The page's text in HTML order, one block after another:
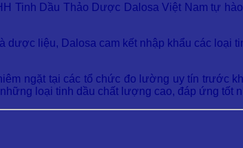
Tinh Dầu Thảo Dược Dalosa Việt Nam tự
liệu, Dalosa cam kết nhập khẩu các loại
ngặt tại các tổ chức đo lường uy tín trước
loại tinh dầu chất lượng cao, đáp ứng tốt